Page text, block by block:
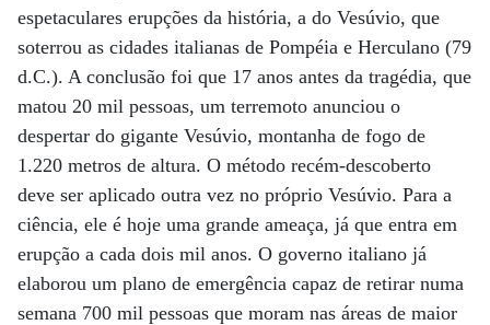
espetaculares erupções da história, a do Vesúvio, que
soterrou as cidades italianas de Pompéia e Herculano (79
d.C.). A conclusão foi que 17 anos antes da tragédia, que
matou 20 mil pessoas, um terremoto anunciou o
despertar do gigante Vesúvio, montanha de fogo de
1.220 metros de altura. O método recém-descoberto
deve ser aplicado outra vez no próprio Vesúvio. Para a
ciência, ele é hoje uma grande ameaça, já que entra em
erupção a cada dois mil anos. O governo italiano já
elaborou um plano de emergência capaz de retirar numa
semana 700 mil pessoas que moram nas áreas de maior